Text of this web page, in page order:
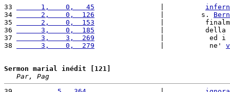
33
      1,    0,   45
34
      2,    0,  126
                |         s.
35
      2,    0,  153
|
36
      3,    0,  185
                |          della
37
      3,    3,  269
                |           ed i
38
      3,    0,  279
                |           ne'
Sermon marial inédit [121]
Par, Pag